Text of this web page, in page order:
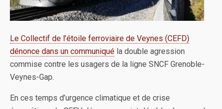
Le Collectif de l’étoile ferroviaire de Veynes (CEFD)
dénonce dans un communiqué la double agression
commise contre les usagers de la ligne SNCF Grenoble-
Veynes-Gap.
En ces temps d’urgence climatique et de crise